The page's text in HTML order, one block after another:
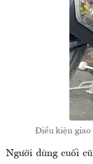
Điều kiện giao
Người dùng cuối